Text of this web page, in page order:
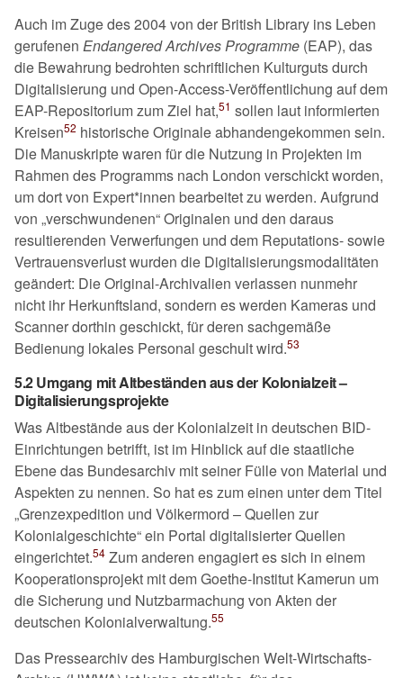
Auch im Zuge des 2004 von der British Library ins Leben
gerufenen Endangered Archives Programme (EAP), das
die Bewahrung bedrohten schriftlichen Kulturguts durch
Digitalisierung und Open-Access-Veröffentlichung auf dem
EAP-Repositorium zum Ziel hat,51 sollen laut informierten
Kreisen52 historische Originale abhandengekommen sein.
Die Manuskripte waren für die Nutzung in Projekten im
Rahmen des Programms nach London verschickt worden,
um dort von Expert*innen bearbeitet zu werden. Aufgrund
von verschwundenen Originalen und den daraus
resultierenden Verwerfungen und dem Reputations- sowie
Vertrauensverlust wurden die Digitalisierungsmodalitäten
geändert: Die Original-Archivalien verlassen nunmehr
nicht ihr Herkunftsland, sondern es werden Kameras und
Scanner dorthin geschickt, für deren sachgemäße
Bedienung lokales Personal geschult wird.53
5.2 Umgang mit Altbeständen aus der Kolonialzeit –
Digitalisierungsprojekte
Was Altbestände aus der Kolonialzeit in deutschen BID-
Einrichtungen betrifft, ist im Hinblick auf die staatliche
Ebene das Bundesarchiv mit seiner Fülle von Material und
Aspekten zu nennen. So hat es zum einen unter dem Titel
Grenzexpedition und Völkermord – Quellen zur
Kolonialgeschichte ein Portal digitalisierter Quellen
eingerichtet.54 Zum anderen engagiert es sich in einem
Kooperationsprojekt mit dem Goethe-Institut Kamerun um
die Sicherung und Nutzbarmachung von Akten der
deutschen Kolonialverwaltung.55
Das Pressearchiv des Hamburgischen Welt-Wirtschafts-